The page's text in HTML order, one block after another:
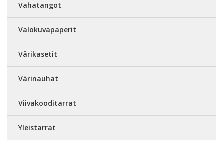
Vahatangot
Valokuvapaperit
Värikasetit
Värinauhat
Viivakooditarrat
Yleistarrat